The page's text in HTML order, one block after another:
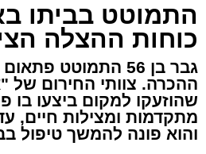
התמוטט בביתו
כוחות ההצלה
גבר בן 56 התמוטט
ההכרה. צוותי החירום של
שהוזעקו למקום ביצעו בו
מתקדמות ומצילות חיים,
והוא פונה להמשך טיפול